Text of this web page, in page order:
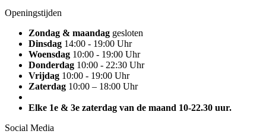
Openingstijden
Zondag & maandag gesloten
Dinsdag 14:00 - 19:00 Uhr
Woensdag 10:00 - 19:00 Uhr
Donderdag 10:00 - 22:30 Uhr
Vrijdag 10:00 - 19:00 Uhr
Zaterdag 10:00 – 18:00 Uhr
Elke 1e & 3e zaterdag van de maand 10-22.30 uur.
Social Media